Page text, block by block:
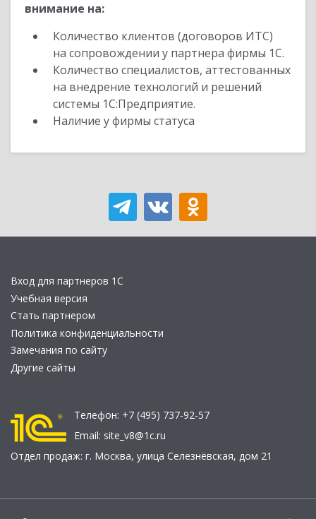
внимание на:
Количество клиентов (договоров ИТС)
на сопровождении у партнера фирмы 1С.
Количество специалистов, аттестованных
на внедрение технологий и решений
системы 1С:Предприятие.
Наличие у фирмы статуса
Вход для партнеров 1С
Учебная версия
Стать партнером
Политика конфиденциальности
Замечания по сайту
Другие сайты
Телефон: +7 (495) 737-92-57
Email: site_v8@1c.ru
Отдел продаж: г. Москва, улица Селезнёвская, дом 21